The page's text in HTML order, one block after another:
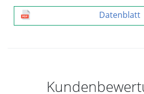
Datenblatt